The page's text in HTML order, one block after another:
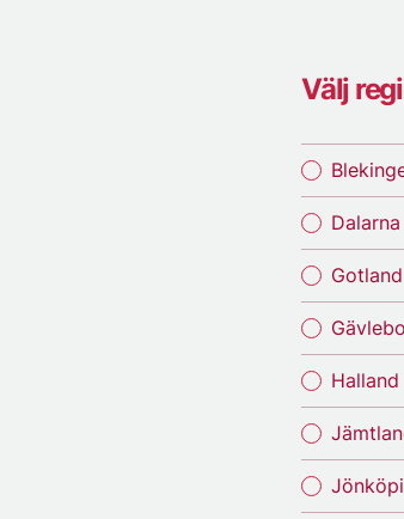
Välj
Dalarna
Gotland
Halland